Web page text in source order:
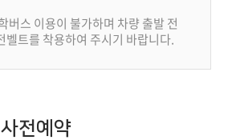
버스 이용이 불가하며 차량 출발 전
벨트를 착용하여 주시기 바랍니다.
전예약